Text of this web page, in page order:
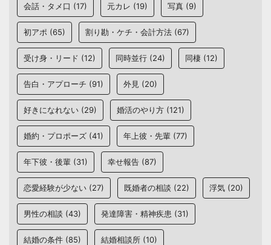
会話・タメ口 (17) 元カレ (19) 写真 (9)
初アポ (65) 割り勘・ケチ・会計方法 (67)
受け身・リード (12) 同時並行 (24) 同棲 (12)
告白・アプローチ (91) 外見 (20)
好きになれない (29) 婚活のやり方 (121)
婚約・プロポーズ (41) 年上彼・先輩 (77)
年下彼・後輩 (31) 幸せ報告 (87)
恋愛経験が少ない (27) 既婚者の相談 (22) 浮気 (20)
男性の相談 (43) 発達障害・精神疾患 (31)
結婚の条件 (85) 結婚相談所 (10)